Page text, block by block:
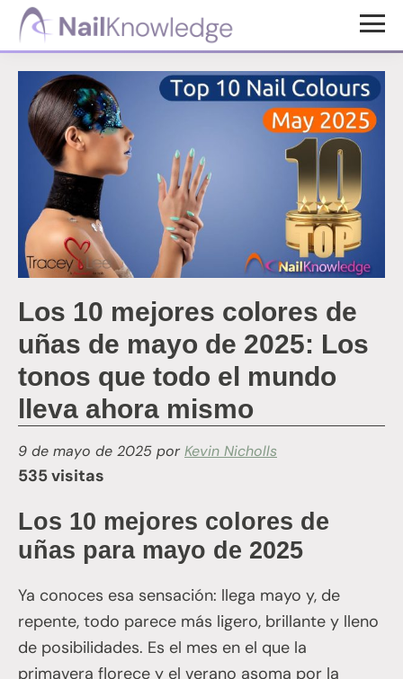
Saltar
principal
Saltar
página
Conocimientos
de
uñas
Los 10 mejores colores de
uñas de mayo de 2025: Los
tonos que todo el mundo
lleva ahora mismo
9 de mayo de 2025 porKevin Nicholls
535 visitas
Los 10 mejores colores de
uñas para mayo de 2025
Ya conoces esa sensación: llega mayo y, de
repente, todo parece más ligero, brillante y lleno
de posibilidades. Es el mes en el que la
primavera florece y el verano asoma por la